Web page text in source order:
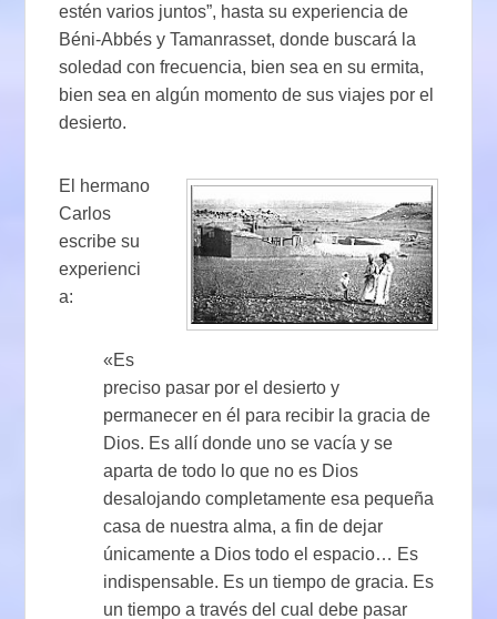
estén varios juntos”, hasta su experiencia de
Béni-Abbés y Tamanrasset, donde buscará la
soledad con frecuencia, bien sea en su ermita,
bien sea en algún momento de sus viajes por el
desierto.
El hermano
Carlos
escribe su
experienci
a:
«Es
preciso pasar por el desierto y
permanecer en él para recibir la gracia de
Dios. Es allí donde uno se vacía y se
aparta de todo lo que no es Dios
desalojando completamente esa pequeña
casa de nuestra alma, a fin de dejar
únicamente a Dios todo el espacio… Es
indispensable. Es un tiempo de gracia. Es
un tiempo a través del cual debe pasar